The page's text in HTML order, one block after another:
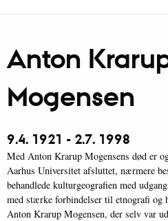
Anton
Mogensen
9.4. 1921 - 2.7. 1998
Med Anton Krarup Mogensens død er
Aarhus Universitet afsluttet, nærmere
behandlede kulturgeografien med
med stærke forbindelser til etnografi og
Anton Krarup Mogensen, der selv var